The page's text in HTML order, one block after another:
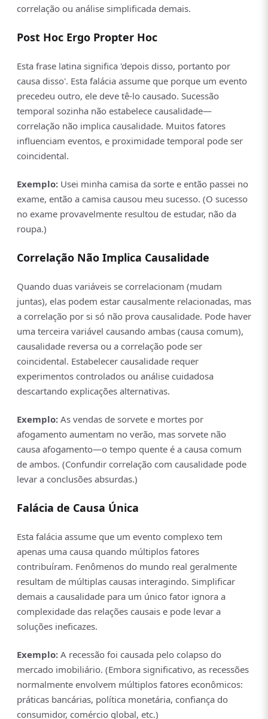
correlação ou análise simplificada demais.
Post Hoc Ergo Propter Hoc
Esta frase latina significa 'depois disso, portanto por
causa disso'. Esta falácia assume que porque um evento
precedeu outro, ele deve tê-lo causado. Sucessão
temporal sozinha não estabelece causalidade—
correlação não implica causalidade. Muitos fatores
influenciam eventos, e proximidade temporal pode ser
coincidental.
Exemplo: Usei minha camisa da sorte e então passei no
exame, então a camisa causou meu sucesso. (O sucesso
no exame provavelmente resultou de estudar, não da
roupa.)
Correlação Não Implica Causalidade
Quando duas variáveis se correlacionam (mudam
juntas), elas podem estar causalmente relacionadas, mas
a correlação por si só não prova causalidade. Pode haver
uma terceira variável causando ambas (causa comum),
causalidade reversa ou a correlação pode ser
coincidental. Estabelecer causalidade requer
experimentos controlados ou análise cuidadosa
descartando explicações alternativas.
Exemplo: As vendas de sorvete e mortes por
afogamento aumentam no verão, mas sorvete não
causa afogamento—o tempo quente é a causa comum
de ambos. (Confundir correlação com causalidade pode
levar a conclusões absurdas.)
Falácia de Causa Única
Esta falácia assume que um evento complexo tem
apenas uma causa quando múltiplos fatores
contribuíram. Fenômenos do mundo real geralmente
resultam de múltiplas causas interagindo. Simplificar
demais a causalidade para um único fator ignora a
complexidade das relações causais e pode levar a
soluções ineficazes.
Exemplo: A recessão foi causada pelo colapso do
mercado imobiliário. (Embora significativo, as recessões
normalmente envolvem múltiplos fatores econômicos:
práticas bancárias, política monetária, confiança do
consumidor, comércio global, etc.)